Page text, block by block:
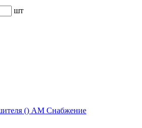
шт
() АМ Снабжение